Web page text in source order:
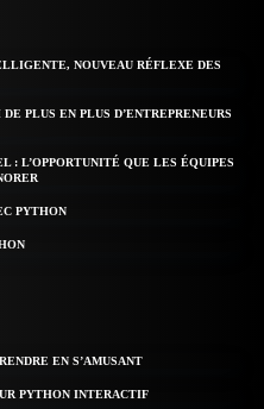
NOUVEAU RÉFLEXE DES
PLUS EN PLUS D’ENTREPRENEURS
: L’OPPORTUNITÉ QUE LES ÉQUIPES
PYTHON
EN S’AMUSANT
PYTHON INTERACTIF